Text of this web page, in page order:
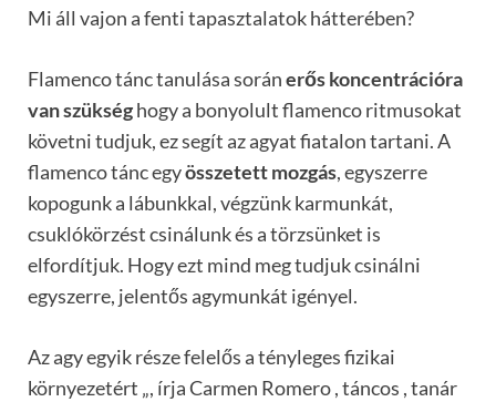
Mi áll vajon a fenti tapasztalatok hátterében?
Flamenco tánc tanulása soránerős koncentrációra
van szükséghogy a bonyolult flamenco ritmusokat
követni tudjuk, ez segít az agyat fiatalon tartani. A
flamenco tánc egyösszetett mozgás, egyszerre
kopogunk a lábunkkal, végzünk karmunkát,
csuklókörzést csinálunk és a törzsünket is
elfordítjuk. Hogy ezt mind meg tudjuk csinálni
egyszerre, jelentős agymunkát igényel.
Az agy egyik része felelős a tényleges fizikai
környezetért „, írja Carmen Romero , táncos , tanár